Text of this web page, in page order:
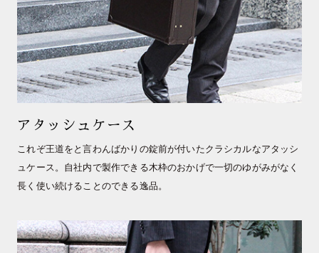
アタッシュケース
これぞ王道をと言わんばかりの錠前が付いたクラシカルなアタッシ
ュケース。自社内で製作できる木枠のおかげで一切のゆがみがなく
長く使い続けることのできる逸品。